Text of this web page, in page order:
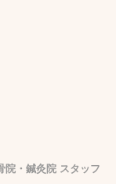
院・鍼灸院 スタッフ